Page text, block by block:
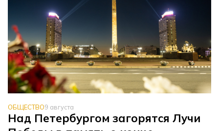
ОБЩЕСТВО9 августа
Над Петербургом загорятся Лучи